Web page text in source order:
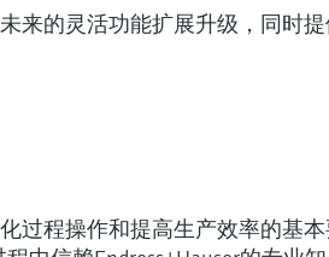
来的灵活功能扩展升级，同时
过程操作和提高生产效率的基